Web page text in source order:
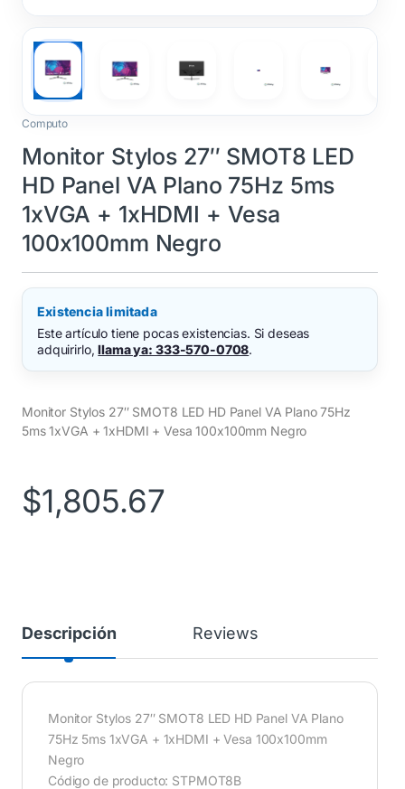
Computo
Monitor Stylos 27″ SMOT8 LED
HD Panel VA Plano 75Hz 5ms
1xVGA + 1xHDMI + Vesa
100x100mm Negro
Existencia limitada
Este artículo tiene pocas existencias. Si deseas
adquirirlo,llama ya: 333-570-0708.
Monitor Stylos 27″ SMOT8 LED HD Panel VA Plano 75Hz
5ms 1xVGA + 1xHDMI + Vesa 100x100mm Negro
$1,805.67
Descripción Reviews
Monitor Stylos 27″ SMOT8 LED HD Panel VA Plano
75Hz 5ms 1xVGA + 1xHDMI + Vesa 100x100mm
Negro
Código de producto: STPMOT8B